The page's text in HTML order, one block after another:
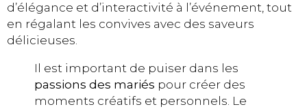
d’élégance et d’interactivité à l’événement, tout
en régalant les convives avec des saveurs
délicieuses.
Il est important de puiser dans les
passions des mariés pour créer des
moments créatifs et personnels. Le